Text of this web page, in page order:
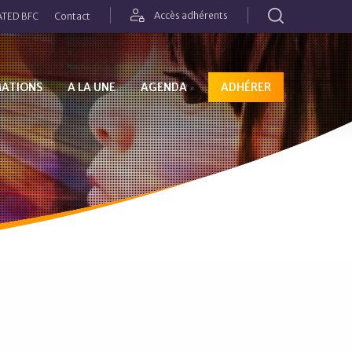
BFC Contact Accès adhérents
A LA UNE AGENDA ADHÉRER